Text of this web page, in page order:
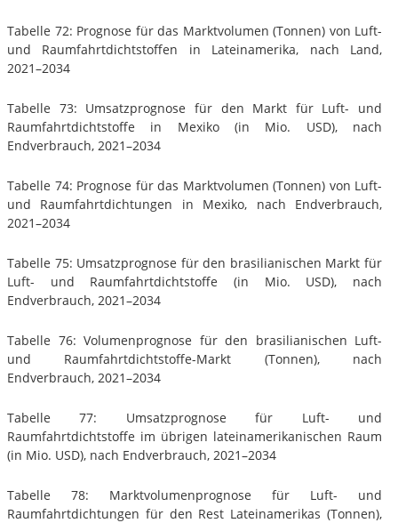
Tabelle 72: Prognose für das Marktvolumen (Tonnen) von Luft-
und Raumfahrtdichtstoffen in Lateinamerika, nach Land,
2021–2034
Tabelle 73: Umsatzprognose für den Markt für Luft- und
Raumfahrtdichtstoffe in Mexiko (in Mio. USD), nach
Endverbrauch, 2021–2034
Tabelle 74: Prognose für das Marktvolumen (Tonnen) von Luft-
und Raumfahrtdichtungen in Mexiko, nach Endverbrauch,
2021–2034
Tabelle 75: Umsatzprognose für den brasilianischen Markt für
Luft- und Raumfahrtdichtstoffe (in Mio. USD), nach
Endverbrauch, 2021–2034
Tabelle 76: Volumenprognose für den brasilianischen Luft-
und Raumfahrtdichtstoffe-Markt (Tonnen), nach
Endverbrauch, 2021–2034
Tabelle 77: Umsatzprognose für Luft- und
Raumfahrtdichtstoffe im übrigen lateinamerikanischen Raum
(in Mio. USD), nach Endverbrauch, 2021–2034
Tabelle 78: Marktvolumenprognose für Luft- und
Raumfahrtdichtungen für den Rest Lateinamerikas (Tonnen),